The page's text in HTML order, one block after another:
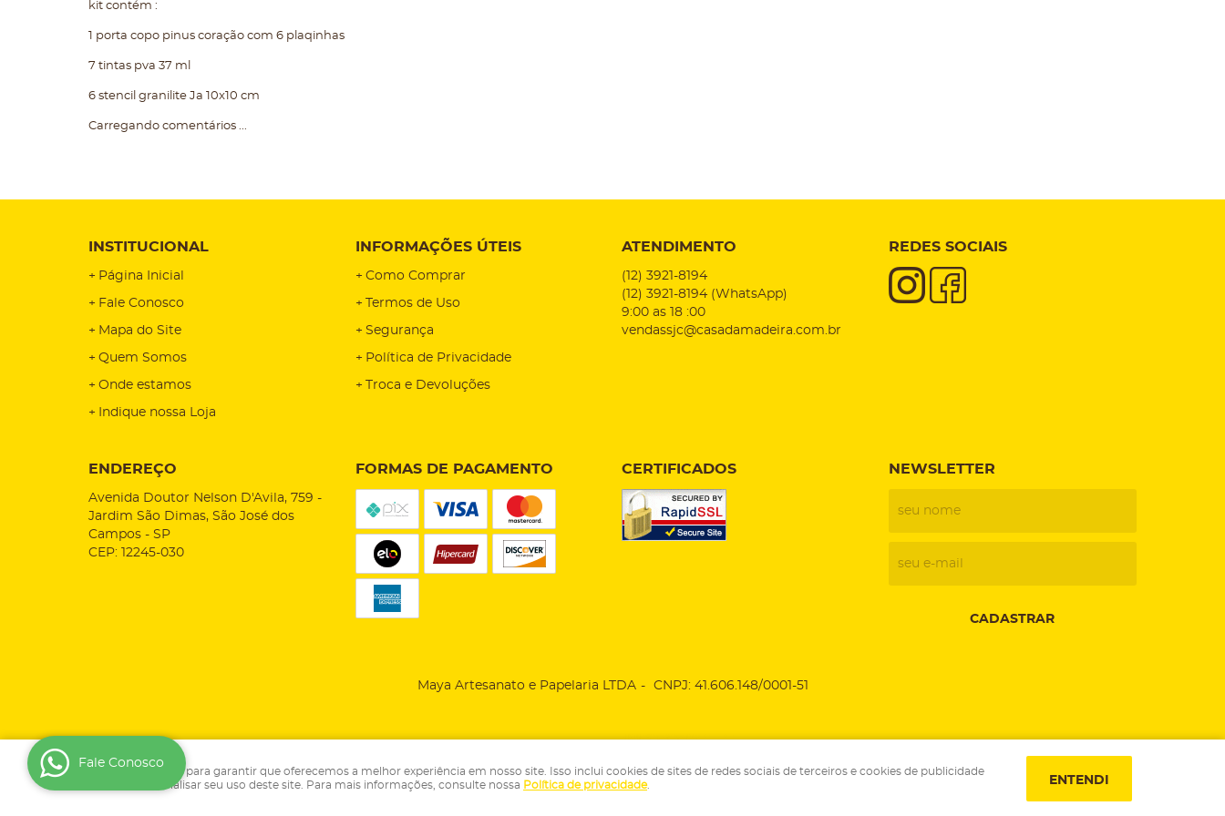
kit contém :
1 porta copo pinus coração com 6 plaqinhas
7 tintas pva 37 ml
6 stencil granilite Ja 10x10 cm
Carregando comentários ...
INSTITUCIONAL
Página Inicial
Fale Conosco
Mapa do Site
Quem Somos
Onde estamos
Indique nossa Loja
INFORMAÇÕES ÚTEIS
Como Comprar
Termos de Uso
Segurança
Política de Privacidade
Troca e Devoluções
ATENDIMENTO
(12) 3921-8194
(12) 3921-8194 (WhatsApp)
9:00 as 18 :00
vendassjc@casadamadeira.com.br
REDES SOCIAIS
ENDEREÇO
Avenida Doutor Nelson D'Avila, 759 -
Jardim São Dimas, São José dos
Campos - SP
CEP: 12245-030
FORMAS DE PAGAMENTO CERTIFICADOS NEWSLETTER
CADASTRAR
Maya Artesanato e Papelaria LTDA CNPJ: 41.606.148/0001-51
LOJA VIRTUAL CRIADA POR
Usamos cookies para garantir que oferecemos a melhor experiência em nosso site. Isso inclui cookies de sites de redes sociais de terceiros e cookies de publicidade
que podem analisar seu uso deste site. Para mais informações, consulte nossa Política de privacidade. ENTENDI
Fale Conosco